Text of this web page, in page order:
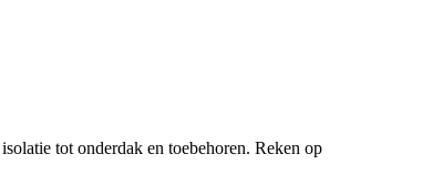
tot onderdak en toebehoren. Reken op